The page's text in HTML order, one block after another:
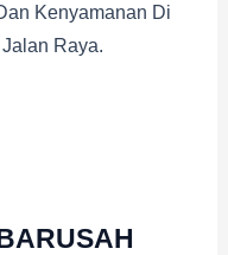
Kenyamanan Di
Raya.